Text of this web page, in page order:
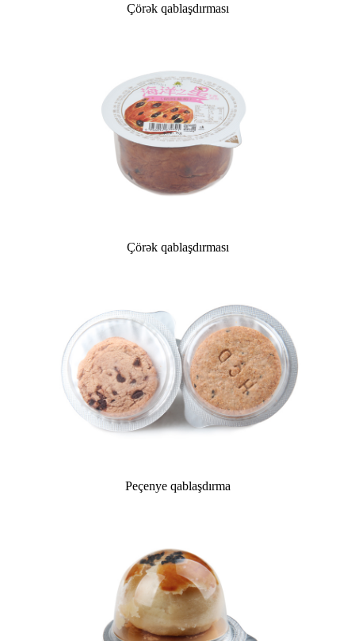
Çörək qablaşdırması
Çörək qablaşdırması
Peçenye qablaşdırma